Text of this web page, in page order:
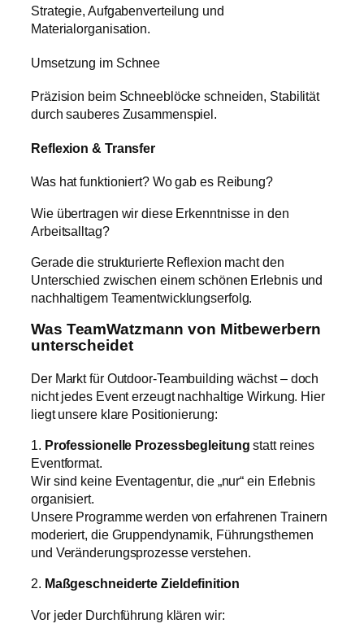
Strategie, Aufgabenverteilung und
Materialorganisation.
Umsetzung im Schnee
Präzision beim Schneeblöcke schneiden, Stabilität
durch sauberes Zusammenspiel.
Reflexion & Transfer
Was hat funktioniert? Wo gab es Reibung?
Wie übertragen wir diese Erkenntnisse in den
Arbeitsalltag?
Gerade die strukturierte Reflexion macht den
Unterschied zwischen einem schönen Erlebnis und
nachhaltigem Teamentwicklungserfolg.
Was TeamWatzmann von Mitbewerbern
unterscheidet
Der Markt für Outdoor-Teambuilding wächst – doch
nicht jedes Event erzeugt nachhaltige Wirkung. Hier
liegt unsere klare Positionierung:
1. Professionelle Prozessbegleitung statt reines
Eventformat.
Wir sind keine Eventagentur, die „nur“ ein Erlebnis
organisiert.
Unsere Programme werden von erfahrenen Trainern
moderiert, die Gruppendynamik, Führungsthemen
und Veränderungsprozesse verstehen.
2. Maßgeschneiderte Zieldefinition
Vor jeder Durchführung klären wir: